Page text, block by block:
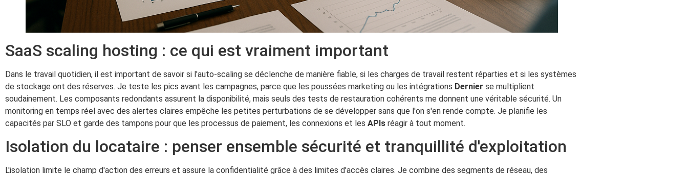
SaaS scaling hosting : ce qui est vraiment important
Dans le travail quotidien, il est important de savoir si l'auto-scaling se déclenche de manière fiable, si les charges de travail restent réparties et si les systèmes
de stockage ont des réserves. Je teste les pics avant les campagnes, parce que les poussées marketing ou les intégrations Dernier se multiplient
soudainement. Les composants redondants assurent la disponibilité, mais seuls des tests de restauration cohérents me donnent une véritable sécurité. Un
monitoring en temps réel avec des alertes claires empêche les petites perturbations de se développer sans que l'on s'en rende compte. Je planifie les
capacités par SLO et garde des tampons pour que les processus de paiement, les connexions et les APIs réagir à tout moment.
Isolation du locataire : penser ensemble sécurité et tranquillité d'exploitation
L'isolation limite le champ d'action des erreurs et assure la confidentialité grâce à des limites d'accès claires. Je combine des segments de réseau, des